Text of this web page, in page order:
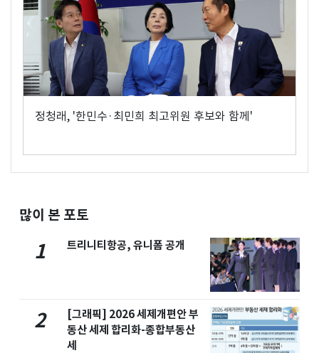
정청래, '한민수·최민희 최고위원 후보와 함께'
많이 본 포토
1 트리니티항공, 유니폼 공개
2
[그래픽] 2026 세제개편안 부
동산 세제 합리화-종합부동산
세